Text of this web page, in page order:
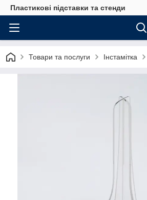
Пластикові підставки та стенди
Товари та послуги Інстамітка